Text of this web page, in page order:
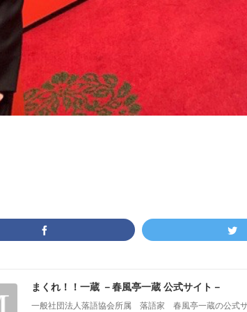
まくれ！！一蔵 －春風亭一蔵 公式サイト－
一般社団法人落語協会所属 落語家 春風亭一蔵の公式